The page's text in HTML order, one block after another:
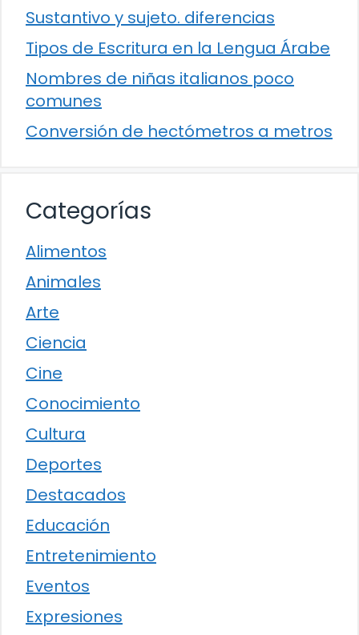
Sustantivo y sujeto. diferencias
Tipos de Escritura en la Lengua Árabe
Nombres de niñas italianos poco
comunes
Conversión de hectómetros a metros
Categorías
Alimentos
Animales
Arte
Ciencia
Cine
Conocimiento
Cultura
Deportes
Destacados
Educación
Entretenimiento
Eventos
Expresiones